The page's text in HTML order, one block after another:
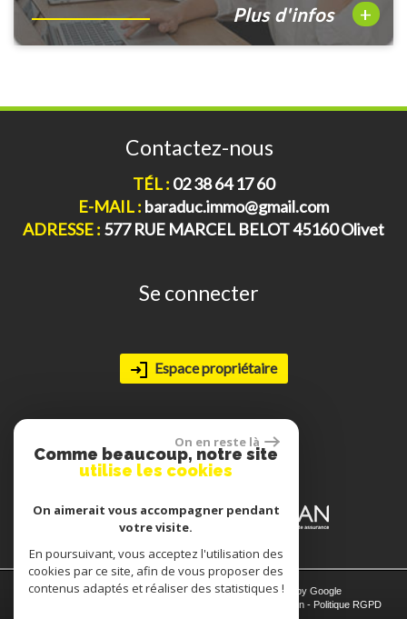
Plus d'infos +
Contactez-nous
TÉL : 02 38 64 17 60
E-MAIL : baraduc.immo@gmail.com
ADRESSE : 577 RUE MARCEL BELOT 45160 Olivet
Se connecter
Espace propriétaire
Adhérents
© 2026 | Tous droits réservés | Traduction powered by Google
Admin - Politique RGPD
On en reste là
Comme beaucoup, notre site
utilise les cookies
On aimerait vous accompagner pendant
votre visite.
En poursuivant, vous acceptez l'utilisation des
cookies par ce site, afin de vous proposer des
contenus adaptés et réaliser des statistiques !